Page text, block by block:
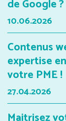
de Google ?
10.06.2026
Contenus
expertise
votre PME !
27.04.2026